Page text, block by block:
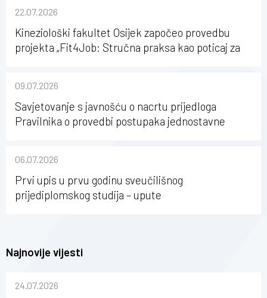
22.07.2026
Kineziološki fakultet Osijek započeo provedbu
projekta „Fit4Job: Stručna praksa kao poticaj za
09.07.2026
Savjetovanje s javnošću o nacrtu prijedloga
Pravilnika o provedbi postupaka jednostavne
Osijeku
06.07.2026
Prvi upis u prvu godinu sveučilišnog
prijediplomskog studija – upute
Najnovije vijesti
24.07.2026